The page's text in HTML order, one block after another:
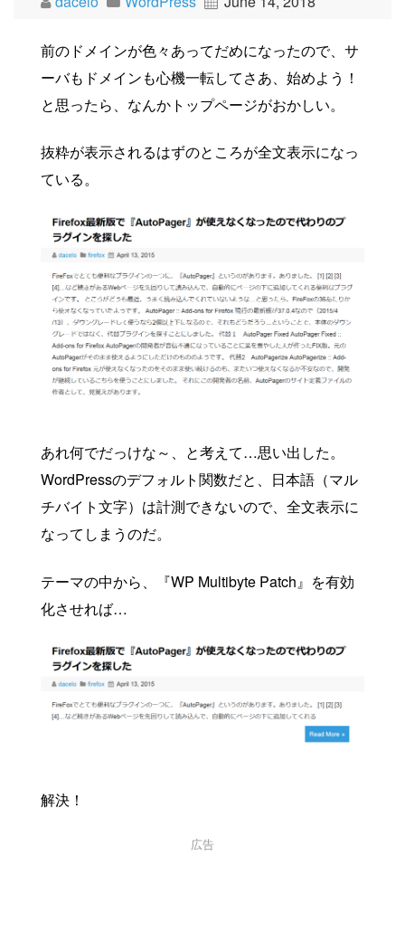
前のドメインが色々あってだめになったので、サ
ーバもドメインも心機一転してさあ、始めよう！
と思ったら、なんかトップページがおかしい。
抜粋が表示されるはずのところが全文表示になっ
ている。
あれ何でだっけな～、と考えて…思い出した。
WordPressのデフォルト関数だと、日本語（マル
チバイト文字）は計測できないので、全文表示に
なってしまうのだ。
テーマの中から、『WP Multibyte Patch』を有効
化させれば…
解決！
広告